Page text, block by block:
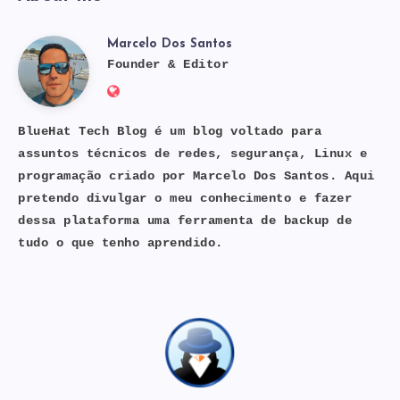
Marcelo
Dos
Santos
Marcelo Dos Santos
Founder & Editor
Website:
BlueHat Tech Blog é um blog voltado para
assuntos técnicos de redes, segurança, Linux e
programação criado por Marcelo Dos Santos. Aqui
pretendo divulgar o meu conhecimento e fazer
dessa plataforma uma ferramenta de backup de
tudo o que tenho aprendido.